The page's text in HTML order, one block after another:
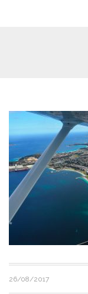
26/08/2017